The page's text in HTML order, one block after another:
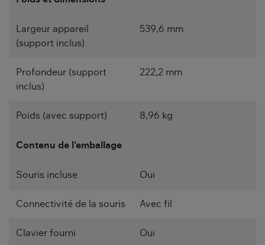
Largeur appareil
(support inclus)
539,6 mm
Profondeur (support
inclus)
222,2 mm
Poids (avec support) 8,96 kg
Contenu de l'emballage
Souris incluse Oui
Connectivité de la souris Avec fil
Clavier fourni Oui